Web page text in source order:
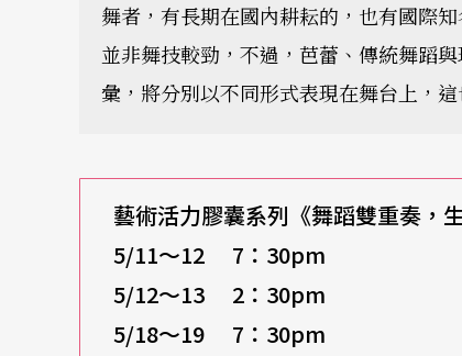
舞者，有長期在國內耕耘的，也有國際
並非舞技較勁，不過，芭蕾、傳統舞蹈
彙，將分別以不同形式表現在舞台上，
藝術活力膠囊系列《舞蹈雙重奏，
5/11～12 7：30pm
5/12～13 2：30pm
5/18～19 7：30pm